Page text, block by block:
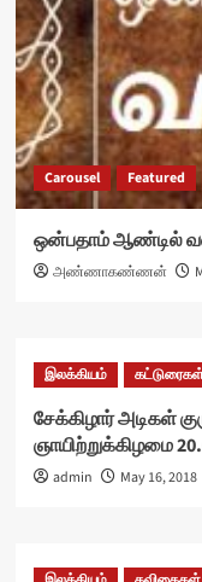
Carousel Featured
ஒன்பதாம் ஆண்டில்
அண்ணாகண்ணன்
இலக்கியம்
சேக்கிழார் அடிகள்
ஞாயிற்றுக்கிழமை
admin May 16, 2018